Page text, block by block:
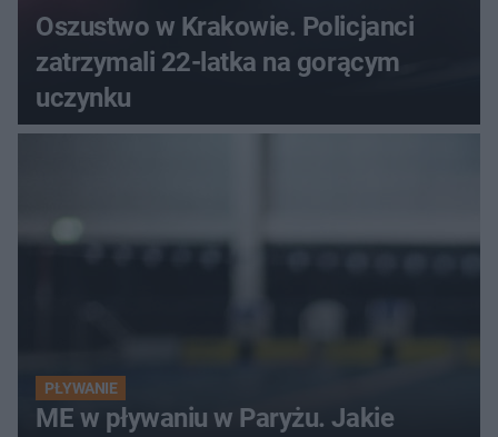
Oszustwo w Krakowie. Policjanci
zatrzymali 22-latka na gorącym
uczynku
PŁYWANIE
ME w pływaniu w Paryżu. Jakie